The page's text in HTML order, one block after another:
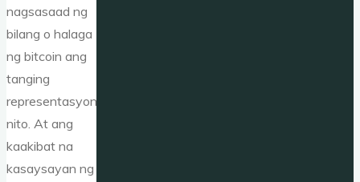
nagsasaad ng
bilang o halaga
ng bitcoin ang
tanging
representasyon
nito. At ang
kaakibat na
kasaysayan ng